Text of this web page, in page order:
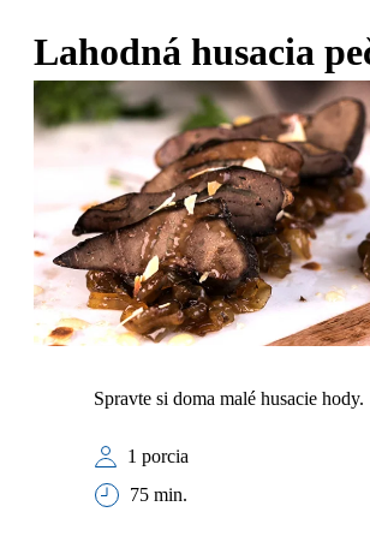
Lahodná husacia
Spravte si doma malé husacie hody.
1 porcia
75 min.